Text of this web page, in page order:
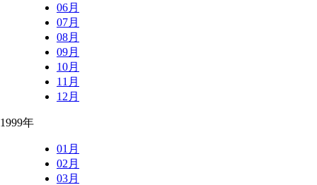
06月
07月
08月
09月
10月
11月
12月
1999年
01月
02月
03月